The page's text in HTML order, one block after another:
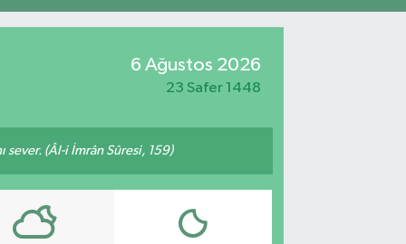
ALTIN
6 Ağustos 2026
23 Safer 1448
sever. (Âl-i İmrân Sûresi, 159)